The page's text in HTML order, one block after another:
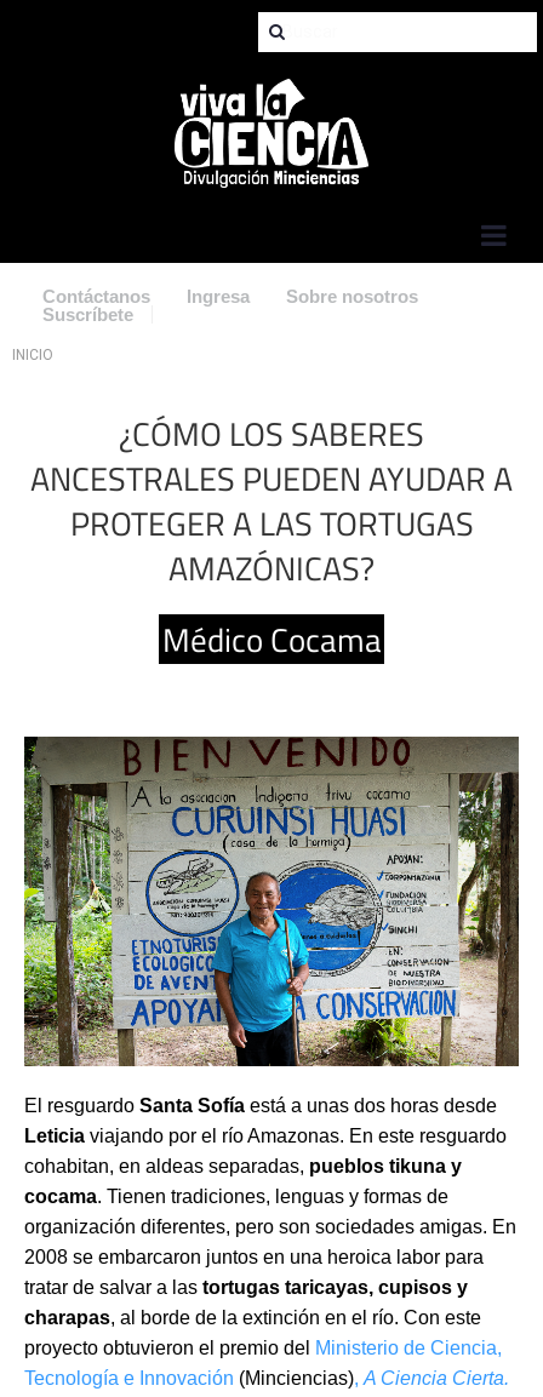
Contáctanos Ingresa
Sobre nosotros
Suscríbete
Usted está aquí
INICIO
¿CÓMO LOS SABERES
ANCESTRALES PUEDEN AYUDAR A
PROTEGER A LAS TORTUGAS
AMAZÓNICAS?
Médico Cocama
El resguardo Santa Sofía
Leticia viajando por el río Amazonas. En este resguardo
cohabitan, en aldeas separadas, pueblos tikuna y
cocama. Tienen tradiciones, lenguas y formas de
organización diferentes, pero son sociedades amigas. En
2008 se embarcaron juntos en una heroica labor para
tratar de salvar a las tortugas taricayas, cupisos y
charapas, al borde de la extinción en el río. Con este
proyecto obtuvieron el premio del Ministerio de Ciencia,
Tecnología e Innovación (Minciencias), A Ciencia Cierta.